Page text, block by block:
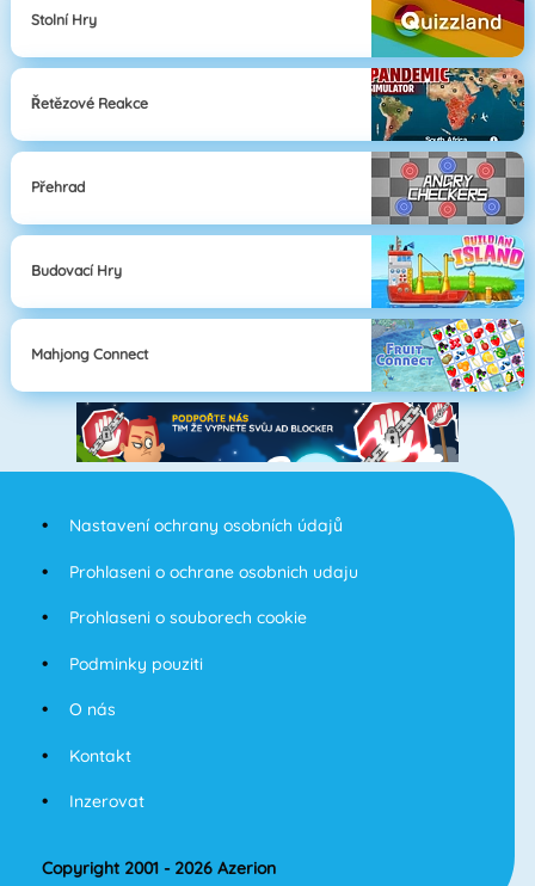
Stolní Hry
Řetězové Reakce
Přehrad
Budovací Hry
Mahjong Connect
Nastavení ochrany osobních údajů
Prohlaseni o ochrane osobnich udaju
Prohlaseni o souborech cookie
Podminky pouziti
O nás
Kontakt
Inzerovat
Copyright 2001 - 2026 Azerion